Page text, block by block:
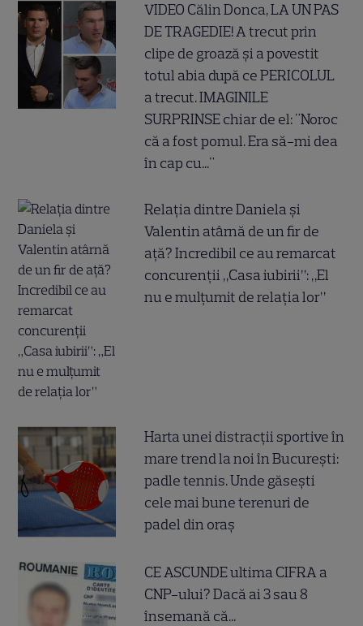
VIDEO Călin Donca, LA UN PAS
DE TRAGEDIE! A trecut prin
clipe de groază și a povestit
totul abia după ce PERICOLUL
a trecut. IMAGINILE
SURPRINSE chiar de el: "Noroc
că a fost pomul. Era să-mi dea
în cap cu..."
Relația dintre Daniela și
Valentin atârnă de un fir de
ață? Incredibil ce au remarcat
concurenții „Casa iubirii”: „El
nu e mulțumit de relația lor”
Harta unei distracții sportive în
mare trend la noi în București:
padle tennis. Unde găsești
cele mai bune terenuri de
padel din oraș
CE ASCUNDE ultima CIFRA a
CNP-ului? Dacă ai 3 sau 8
însemană că...